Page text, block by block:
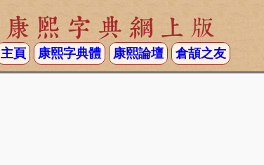
康熙字典網上版
主頁 康熙字典體 康熙論壇 倉頡之友